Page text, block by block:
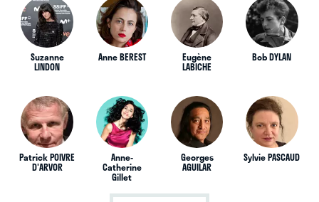
Suzanne
LINDON
Anne BEREST Eugène
LABICHE
Bob DYLAN
Patrick POIVRE
D'ARVOR
Anne-
Catherine
Gillet
Georges
AGUILAR
Sylvie PASCAUD